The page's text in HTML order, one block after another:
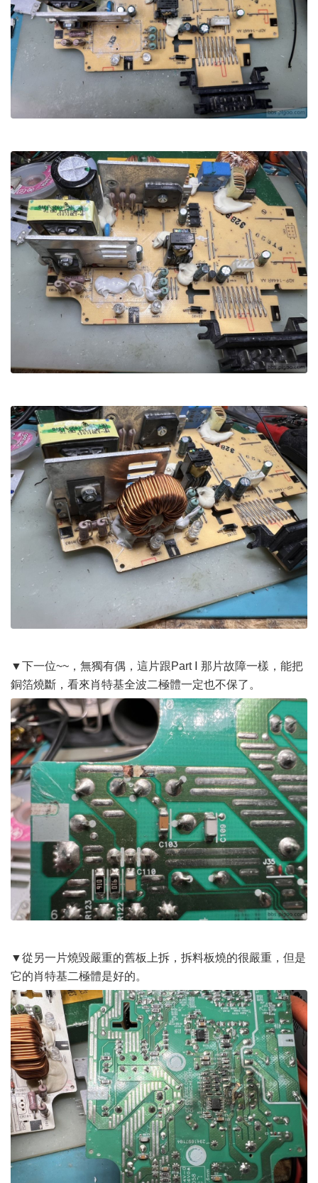
▼下一位~~，無獨有偶，這片跟Part Ⅰ 那片故障一樣，能把
銅箔燒斷，看來肖特基全波二極體一定也不保了。
▼從另一片燒毀嚴重的舊板上拆，拆料板燒的很嚴重，但是
它的肖特基二極體是好的。